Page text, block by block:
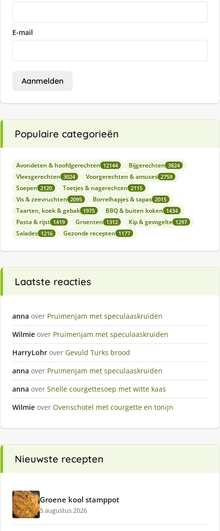
E-mail
Aanmelden
Populaire categorieën
Avondeten & hoofdgerechten 12144 Bijgerechten 3824
Vleesgerechten 3024 Voorgerechten & amuses 2759
Soepen 2120 Toetjes & nagerechten 2115
Vis & zeevruchten 2095 Borrelhapjes & tapas 2015
Taarten, koek & gebak 1975 BBQ & buiten koken 1434
Pasta & rijst 1419 Groenten 1312 Kip & gevogelte 1297
Salades 1216 Gezonde recepten 1177
Laatste reacties
anna over Pruimenjam met speculaaskruiden
Wilmie over Pruimenjam met speculaaskruiden
HarryLohr over Gevuld Turks brood
anna over Pruimenjam met speculaaskruiden
anna over Snelle courgettesoep met witte kaas
Wilmie over Ovenschotel met courgette en tonijn
Nieuwste recepten
Groene kool stamppot
5 augustus 2026